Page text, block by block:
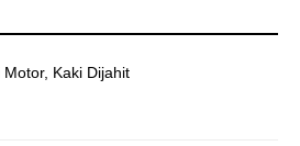
Kaki Dijahit